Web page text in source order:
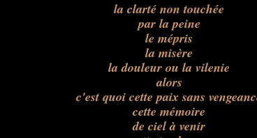
la clarté non touchée
par la peine
le mépris
la misère
la douleur ou la vilenie
alors
c'est quoi cette paix sans
cette mémoire
de ciel à venir